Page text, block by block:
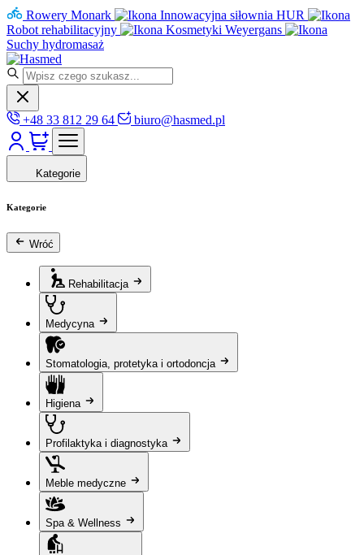
Rowery Monark
Innowacyjna siłownia HUR
Robot rehabilitacyjny
Kosmetyki Weyergans
Suchy hydromasaż
+48 33 812 29 64 biuro@hasmed.pl
Kategorie
Kategorie
Wróć
Rehabilitacja
Medycyna
Stomatologia, protetyka i ortodoncja
Higiena
Profilaktyka i diagnostyka
Meble medyczne
Spa & Wellness